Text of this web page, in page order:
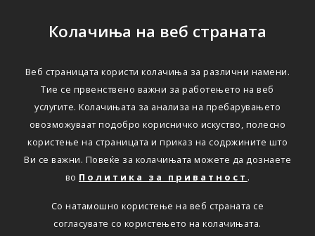
Колачиња на веб страната
Веб страницата користи колачиња за различни намени.
Тие се првенствено важни за работењето на веб
услугите. Колачињата за анализа на пребарувањето
овозможуваат подобро корисничко искуство, полесно
користење на страницата и приказ на содржините што
Ви се важни. Повеќе за колачињата можете да дознаете
во Политика за приватност .
Со натамошно користење на веб страната се
согласувате со користењето на колачињата.